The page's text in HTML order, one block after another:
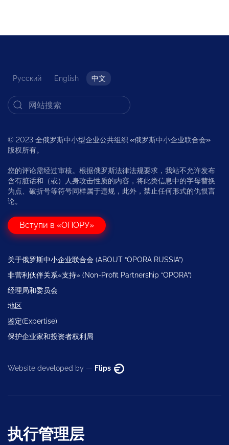
Русский English 中文
© 2023 全俄罗斯中小型企业公共组织 «俄罗斯中小企业联合会»
版权所有。
您的评论需经过审核。根据俄罗斯法律法规要求，我站不允许发布
含有脏话和（或）人身攻击性质的内容，将此类信息中的字母替换
为点、破折号等符号同样属于违规，此外，禁止任何形式的仇恨言
论。
Вступи в «ОПОРУ»
关于俄罗斯中小企业联合会 (ABOUT “OPORA RUSSIA”)
非营利伙伴关系«支持» (Non-Profit Partnership “OPORA”)
经理局和委员会
地区
鉴定(Expertise)
保护企业家和投资者权利局
Website developed by — Flips
执行管理层